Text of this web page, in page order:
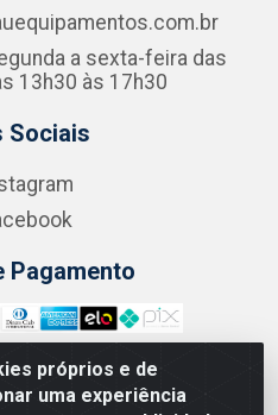
próprios e de
uma experiência
a sexta-feira das
13h30 às 17h30
Sociais
Pagamento
Favre, 746 - Ipsep,